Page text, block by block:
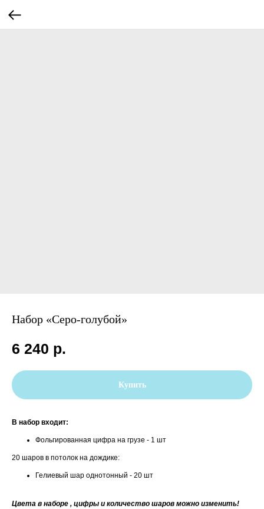
Набор «Серо-голубой»
6 240 р.
Купить
В набор входит:
Фольгированная цифра на грузе - 1 шт
20 шаров в потолок на дождике:
Гелиевый шар однотонный - 20 шт
Цвета в наборе , цифры и количество шаров можно изменить!